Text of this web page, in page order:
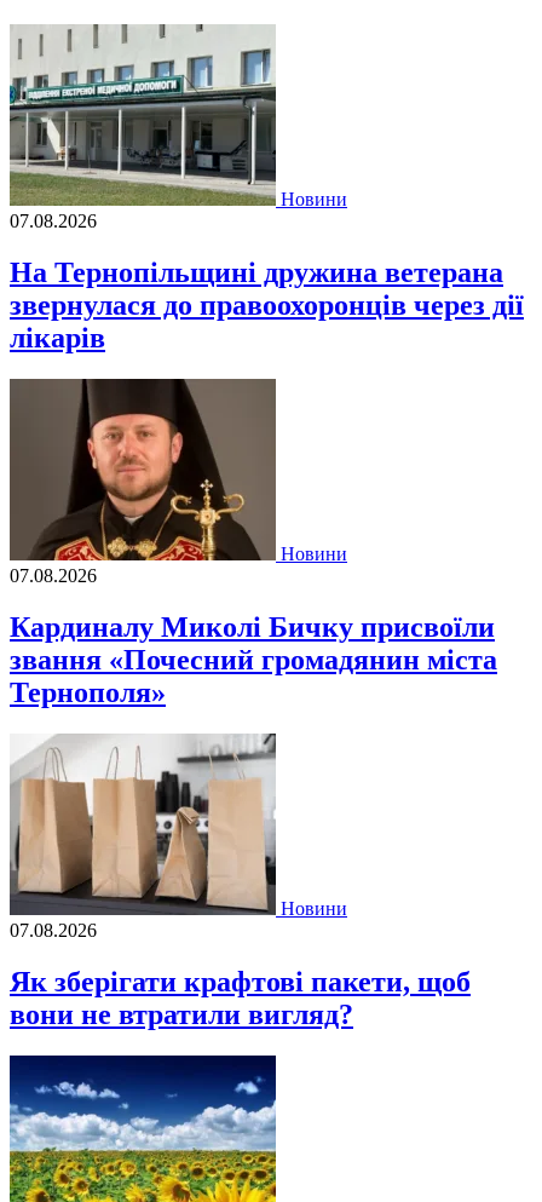
Новини
07.08.2026
На Тернопільщині дружина ветерана
звернулася до правоохоронців через дії
лікарів
Новини
07.08.2026
Кардиналу Миколі Бичку присвоїли
звання «Почесний громадянин міста
Тернополя»
Новини
07.08.2026
Як зберігати крафтові пакети, щоб
вони не втратили вигляд?